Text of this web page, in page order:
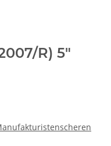
R) 5"